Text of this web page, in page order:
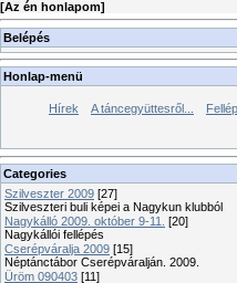
[Az én honlapom]
Belépés
Honlap-menü
Hírek A táncegyüttesről...
Categories
Szilveszter 2009 [27]
Szilveszteri buli képei a Nagykun klubból
Nagykálló 2009. október 9-11.
[20]
Nagykállói fellépés
Cserépváralja 2009 [15]
Néptánctábor Cserépváralján. 2009.
Üröm 090403 [11]